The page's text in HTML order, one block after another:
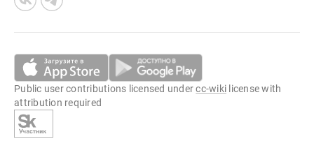
Public user contributions licensed undercc-wiki license with
attribution required